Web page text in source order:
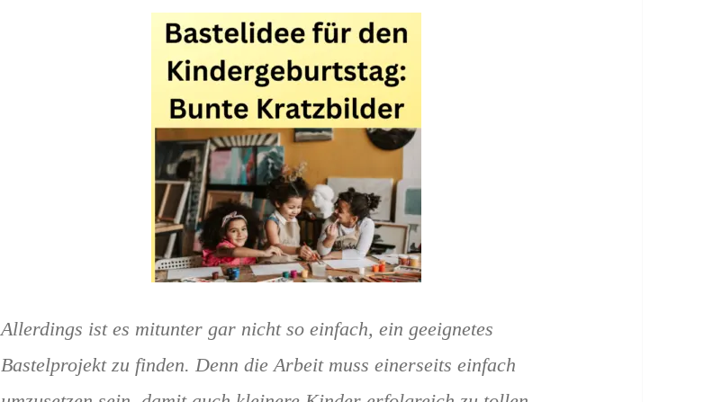
Allerdings ist es mitunter gar nicht so einfach, ein geeignetes
Bastelprojekt zu finden. Denn die Arbeit muss einerseits einfach